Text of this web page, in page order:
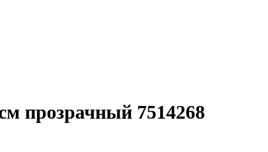
прозрачный 7514268